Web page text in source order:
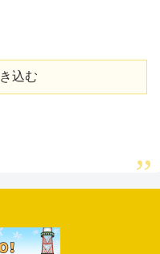
込む